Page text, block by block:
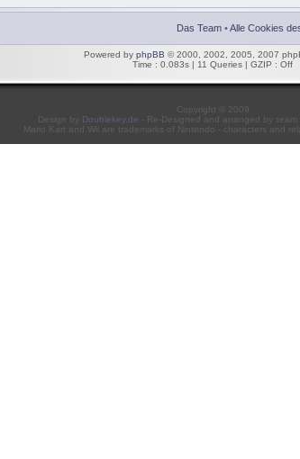
Das Team •Alle Cookies
Powered by phpBB © 2000, 2002, 2005, 2007
Time : 0.083s | 11 Queries | GZIP : Off
Copyright © 2009
Design by Doublekey.de - Re-Designed and arranged by τeam
Mario Kart and Wii are trademarks of Nintendo - characters and